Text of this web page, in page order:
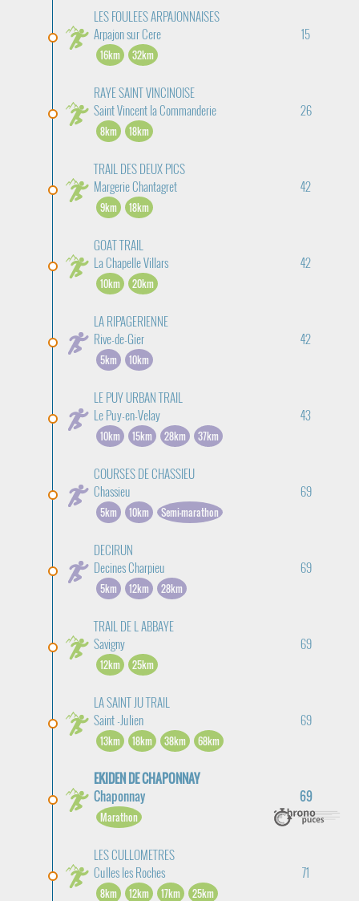
LES FOULEES ARPAJONNAISES
Arpajon sur Cere
15
16km 32km
RAYE SAINT VINCINOISE
Saint Vincent la Commanderie
26
8km 18km
TRAIL DES DEUX PICS
Margerie Chantagret
42
9km 18km
GOAT TRAIL
La Chapelle Villars
42
10km 20km
LA RIPAGERIENNE
Rive-de-Gier
42
5km 10km
LE PUY URBAN TRAIL
Le Puy-en-Velay
43
10km 15km 28km 37km
COURSES DE CHASSIEU
Chassieu
69
5km 10km Semi-marathon
DECIRUN
Decines Charpieu
69
5km 12km 28km
TRAIL DE L ABBAYE
Savigny
69
12km 25km
LA SAINT JU TRAIL
Saint -Julien
69
13km 18km 38km 68km
EKIDEN DE CHAPONNAY
Chaponnay
69
Marathon
LES CULLOMETRES
Culles les Roches
71
8km 12km 17km 25km